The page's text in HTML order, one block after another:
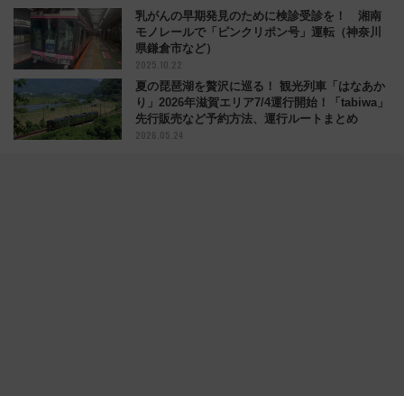
乳がんの早期発見のために検診受診を！ 湘南
モノレールで「ピンクリポン号」運転（神奈川
県鎌倉市など）
2025.10.22
夏の琵琶湖を贅沢に巡る！ 観光列車「はなあか
り」2026年滋賀エリア7/4運行開始！「tabiwa」
先行販売など予約方法、運行ルートまとめ
2026.05.24